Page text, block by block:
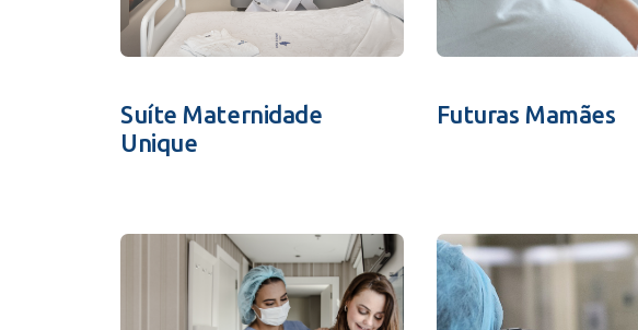
Suíte Maternidade
Unique
Futuras Mamães